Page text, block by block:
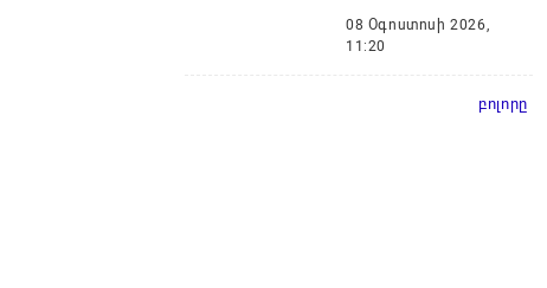
08 Օգոստոսի 2026,
11:20
բոլորը